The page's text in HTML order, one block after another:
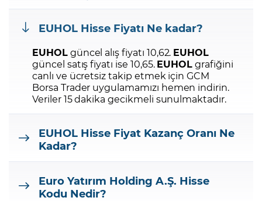
EUHOL Hisse Fiyatı Ne kadar?
EUHOLgüncel alış fiyatı 10,62. EUHOL
güncel satış fiyatı ise 10,65.EUHOLgrafiğini
canlı ve ücretsiz takip etmek için GCM
Borsa Trader uygulamamızı hemen indirin.
Veriler 15 dakika gecikmeli sunulmaktadır.
EUHOL Hisse Fiyat Kazanç Oranı Ne
Kadar?
Euro Yatırım Holding A.Ş. Hisse
Kodu Nedir?